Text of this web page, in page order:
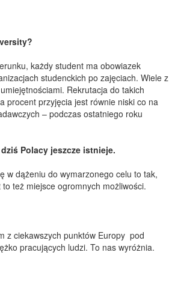
każdy student ma obowiazek
studenckich po zajęciach. Wiele z
Rekrutacja do takich
procent przyjęcia jest równie niski co na
– podczas ostatniego roku
Polacy jeszcze istnieje.
w dążeniu do wymarzonego celu to tak,
też miejsce ogromnych możliwości.
z ciekawszych punktów Europy pod
pracujących ludzi. To nas wyróżnia.